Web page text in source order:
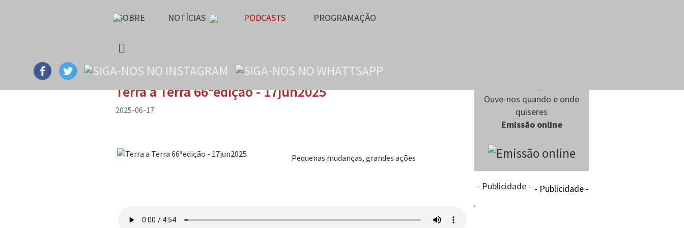
SOBRE NOTÍCIAS PODCASTS PROGRAMAÇÃO
Terra a Terra 66ªedição - 17jun2025
2025-06-17
Pequenas mudanças, grandes ações
Ouve-nos quando e onde
quiseres
Emissão online
- Publicidade - - Publicidade -